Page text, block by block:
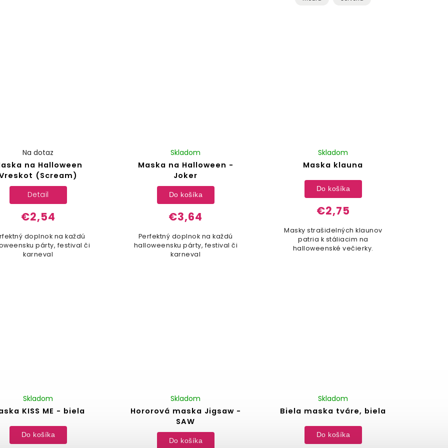
na Halloween
(Scream)
Na dotaz
€2,54
Detail
doplnok na každú
párty, festival či
karneval
Maska na Halloween -
Joker
Skladom
€3,64
Do košíka
Perfektný doplnok na každú
halloweensku párty, festival či
karneval
Maska klauna
Skladom
€2,75
Do košíka
Masky strašidelných klaunov
patria k stáliacim na
halloweenské večierky.
KISS ME - biela
Skladom
Do košíka
Hororová maska Jigsaw -
SAW
Skladom
Do košíka
Biela maska tváre, biela
Skladom
Do košíka